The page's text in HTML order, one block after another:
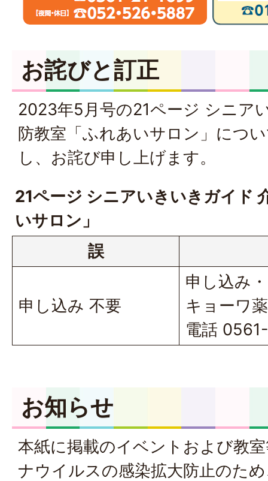
お詫びと訂正
2023年5月号の21ページ シニア
防教室「ふれあいサロン」につ
し、お詫び申し上げます。
21ページ シニアいきいきガイド
いサロン」
誤
申し込み 不要
申し込み
キョーワ
電話
お知らせ
本紙に掲載のイベントおよび教
ナウイルスの感染拡大防止のた